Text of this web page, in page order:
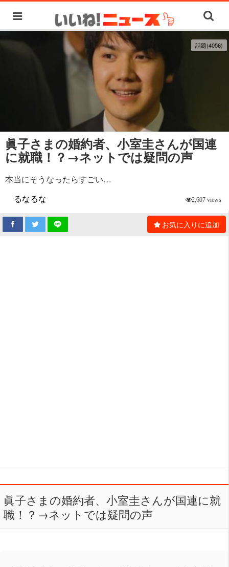
話題(4056)
眞子さまの婚約者、小室圭さんが国連
に就職！？→ネットでは疑問の声
本当にそうなったらすごい…
るなるな
2,607 views
お気に入りに追加
眞子さまの婚約者、小室圭さんが国連に就
職！？→ネットでは疑問の声